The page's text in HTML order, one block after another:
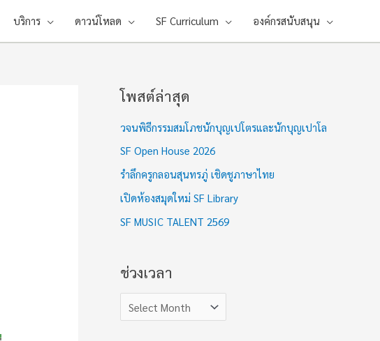
บริการ ดาวน์โหลด SF Curriculum องค์กรสนับสนุน
โพสต์ล่าสุด
วจนพิธีกรรมสมโภชนักบุญเปโตรและนักบุญเปาโล
SF Open House 2026
รำลึกครูกลอนสุนทรภู่ เชิดชูภาษาไทย
เปิดห้องสมุดใหม่ SF Library
SF MUSIC TALENT 2569
ช่วงเวลา
ช่
ง
เ
ว
ล
า